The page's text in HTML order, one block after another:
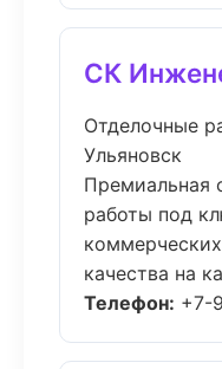
СК
Отделочные
Ульяновск
Премиальная
работы под
качества на
Телефон: +7-